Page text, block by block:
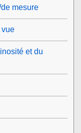
mesure
vue
et du